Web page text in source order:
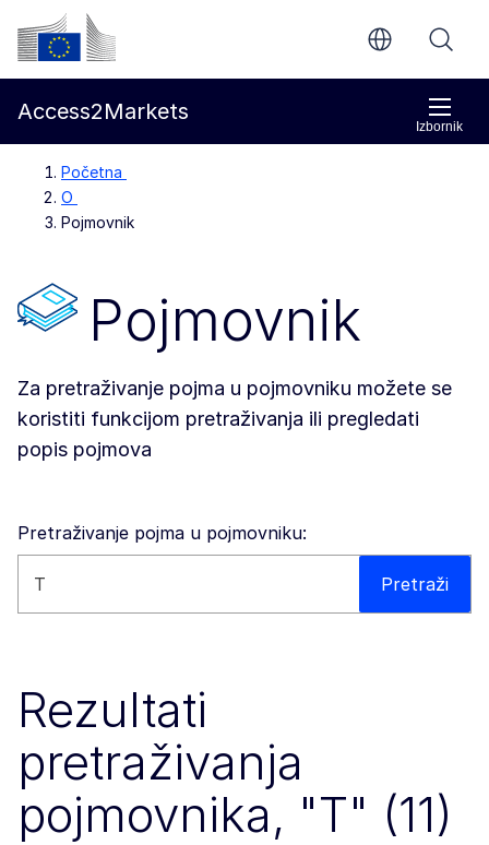
Prijeđi na glavni sadržaj
Europska komisija
Izbornik
Access2Markets
Početna
O
Pojmovnik
Pojmovnik
Za pretraživanje pojma u pojmovniku možete se
koristiti funkcijom pretraživanja ili pregledati
popis pojmova
Pretraživanje pojma u pojmovniku:
Pretražite ovo web-mjesto Pretraži
Rezultati
pretraživanja
pojmovnika, "T" (11)